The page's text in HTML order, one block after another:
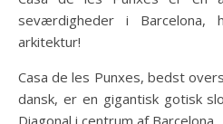
seværdigheder i Barcelona,
arkitektur!
Casa de les Punxes, bedst
dansk, er en gigantisk gotisk